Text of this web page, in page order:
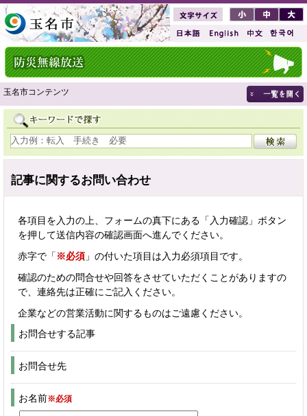
玉名市コンテンツ
記事に関するお問い合わせ
各項目を入力の上、フォームの真下にある「入力確認」ボタン
を押して送信内容の確認画面へ進んでください。
赤字で「 ※必須 」の付いた項目は入力必須項目です。
確認のための問合せや回答をさせていただくことがありますの
で、連絡先は正確にご記入ください。
企業などの営業活動に関するものはご遠慮ください。
お問合せする記事
お問合せ先
お名前※必須